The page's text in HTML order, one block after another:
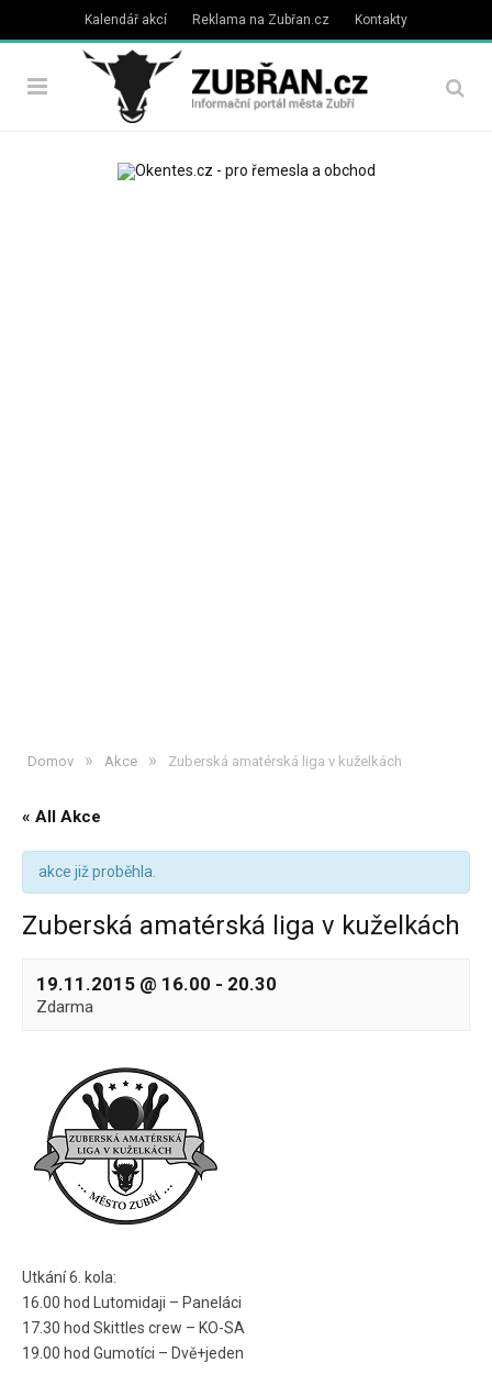
Kalendář akcí Reklama na Zubřan.cz Kontakty
Domov » Akce » Zuberská amatérská liga v kuželkách
« All Akce
akce již proběhla.
Zuberská amatérská liga v kuželkách
19.11.2015 @ 16.00 - 20.30
Zdarma
Utkání 6. kola:
16.00 hod Lutomidaji – Paneláci
17.30 hod Skittles crew – KO-SA
19.00 hod Gumotíci – Dvě+jeden